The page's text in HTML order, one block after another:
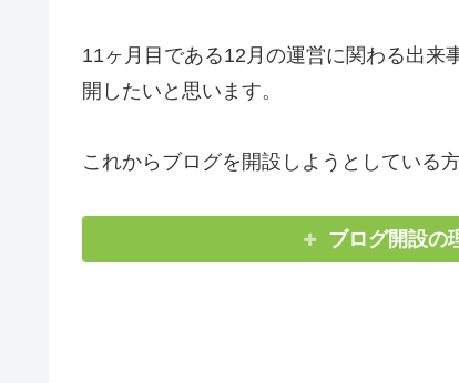
11ヶ月目である12月の運営に関わる出来
開したいと思います。
これからブログを開設しようとしている
ブログ開設の